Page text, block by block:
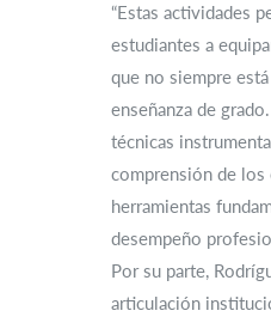
“Estas actividades
estudiantes a
que no siempre
enseñanza de
técnicas
comprensión de
herramientas
desempeño
Por su parte,
articulación